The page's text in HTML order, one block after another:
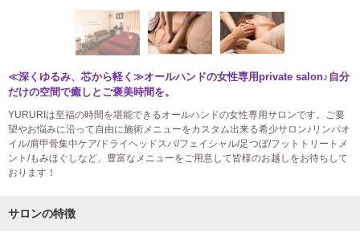
≪深くゆるみ、芯から軽く≫オールハンドの女性専用private salon♪自分
だけの空間で癒しとご褒美時間を。
YURURIは至福の時間を堪能できるオールハンドの女性専用サロンです。ご要
望やお悩みに沿って自由に施術メニューをカスタム出来る希少サロン♪リンパオ
イル/肩甲骨集中ケア/ドライヘッドスパ/フェイシャル/足つぼ/フットトリートメ
ント/もみほぐしなど、豊富なメニューをご用意して皆様のお越しをお待ちして
おります！
サロンの特徴